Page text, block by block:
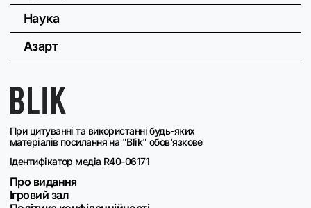
При цитуванні та використанні будь-яких
матеріалів посилання на "Blik" обов'язкове
Ідентифікатор медіа R40-06171
Про видання
Ігровий зал
Наука
Азарт